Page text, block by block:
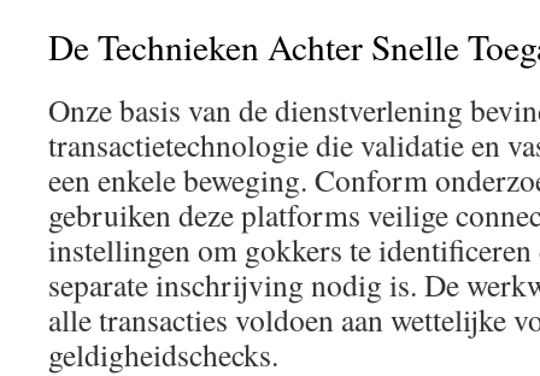
De Technieken Achter Snelle
Onze basis van de dienstverlening
transactietechnologie die validatie en
een enkele beweging. Conform
gebruiken deze platforms veilige
instellingen om gokkers te
separate inschrijving nodig is. De
alle transacties voldoen aan wettelijke
geldigheidschecks.